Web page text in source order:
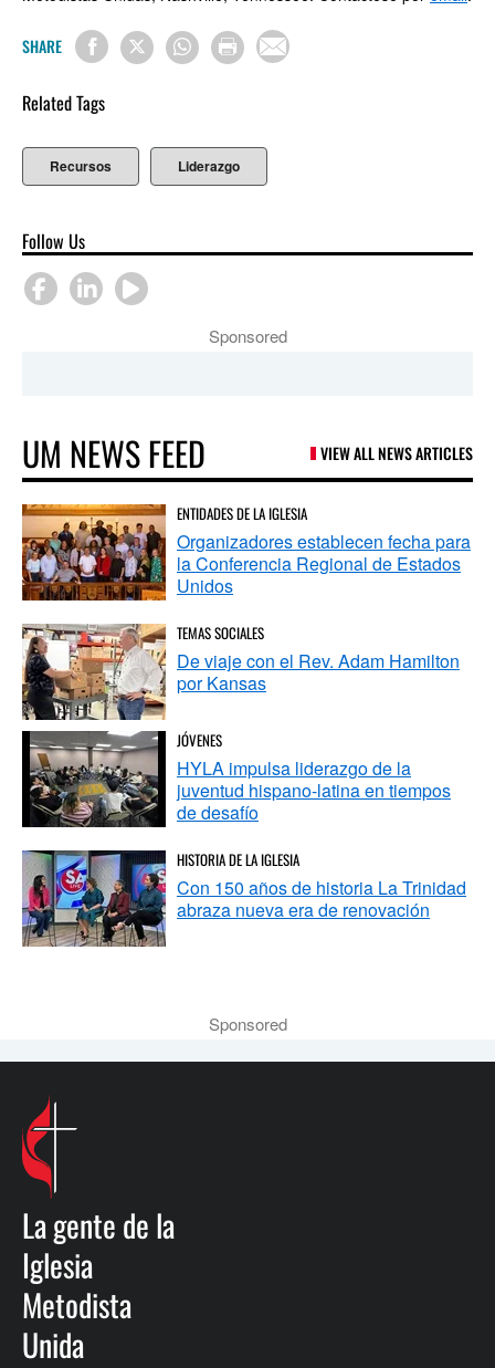
SHARE
Related Tags
Recursos Liderazgo
Follow Us
Sponsored
UM NEWS FEED VIEW ALL NEWS ARTICLES
ENTIDADES DE LA IGLESIA
Organizadores establecen fecha para
la Conferencia Regional de Estados
Unidos
TEMAS SOCIALES
De viaje con el Rev. Adam Hamilton
por Kansas
JÓVENES
HYLA impulsa liderazgo de la
juventud hispano-latina en tiempos
de desafío
HISTORIA DE LA IGLESIA
Con 150 años de historia La Trinidad
abraza nueva era de renovación
Sponsored
La gente de la
Iglesia
Metodista
Unida